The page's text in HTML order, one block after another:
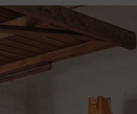
dettagli dei prodotti selezionati vi
applicazione